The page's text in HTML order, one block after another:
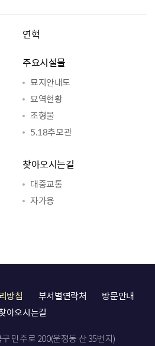
연혁
주요시설물
묘지안내도
묘역현황
조형물
5.18추모관
찾아오시는길
대중교통
자가용
방침 부서별연락처
방문안내
아오시는길
민주로 200(운정동 산 35번지)